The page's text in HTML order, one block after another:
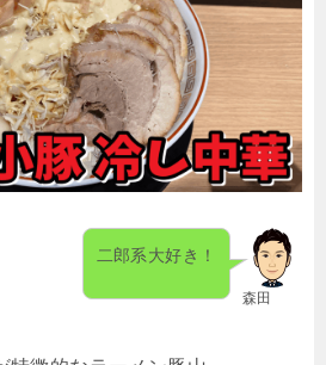
森田
二郎系大好き！